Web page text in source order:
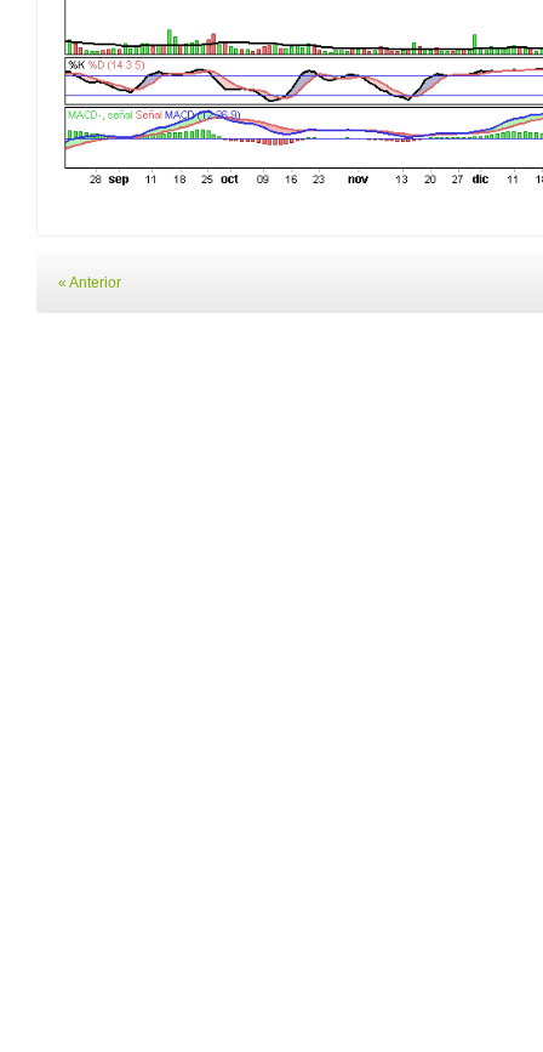
« Anterior